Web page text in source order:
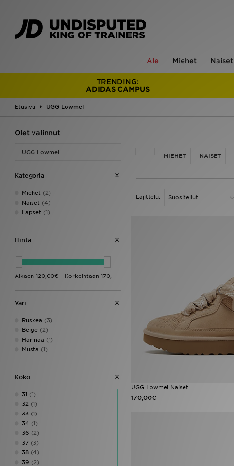
Ale Miehet Naiset
TRENDING:
ADIDAS CAMPUS
Etusivu UGG Lowmel
Olet valinnut
UGG Lowmel
Kategoria
Miehet (2)
Naiset (4)
Lapset (1)
Hinta
Väri
Ruskea (3)
Beige (2)
Harmaa (1)
Musta (1)
Koko
31 (1)
32 (1)
33 (1)
34 (1)
36 (2)
37 (3)
38 (4)
39 (2)
MIEHET NAISET
Lajittelu:
UGG Lowmel Naiset
170,00€